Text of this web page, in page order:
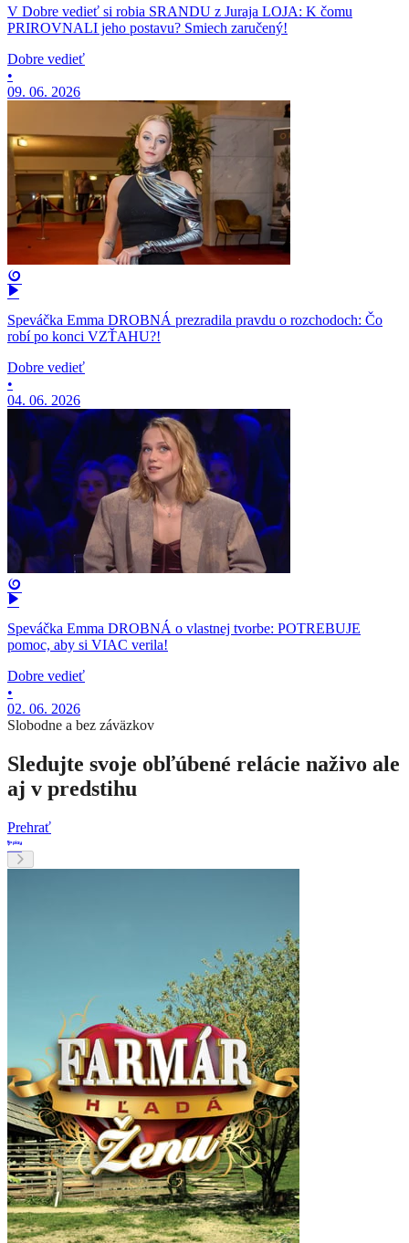
V Dobre vedieť si robia SRANDU z Juraja LOJA: K čomu
PRIROVNALI jeho postavu? Smiech zaručený!
Dobre vedieť
•
09. 06. 2026
Speváčka Emma DROBNÁ prezradila pravdu o rozchodoch: Čo
robí po konci VZŤAHU?!
Dobre vedieť
•
04. 06. 2026
Speváčka Emma DROBNÁ o vlastnej tvorbe: POTREBUJE
pomoc, aby si VIAC verila!
Dobre vedieť
•
02. 06. 2026
Slobodne a bez záväzkov
Sledujte svoje obľúbené relácie naživo ale
aj v predstihu
Prehrať